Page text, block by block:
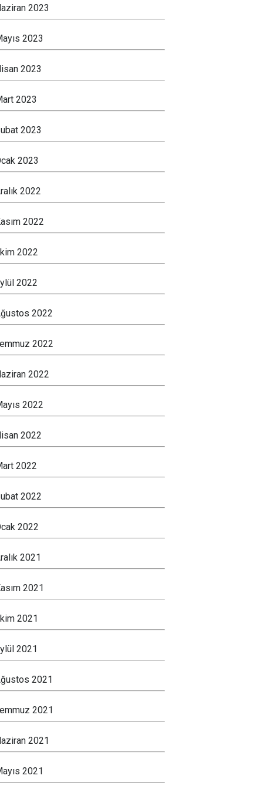
2023
2023
2023
2023
2023
2023
2022
2022
2022
2022
2022
2022
2022
2022
2022
2022
2022
2022
2021
2021
2021
2021
2021
2021
2021
2021